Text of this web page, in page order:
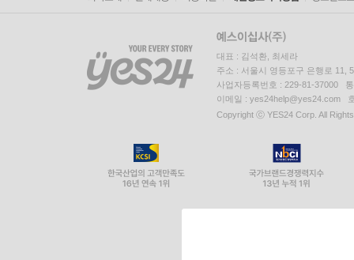
대표 : 김석환, 최세라
주소 : 서울시 영등포구 은행로 11,
사업자등록번호 : 229-81-37000
이메일 : yes24help@yes24.com
Copyright ⓒ YES24 Corp. All